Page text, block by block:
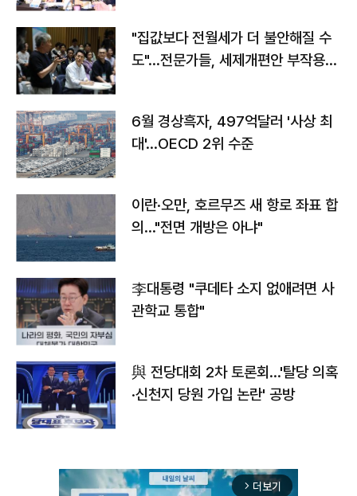
"집값보다 전월세가 더 불안해질 수
도"…전문가들, 세제개편안 부작용
6월 경상흑자, 497억달러 '사상 최
대'…OECD 2위 수준
이란·오만, 호르무즈 새 항로 좌표 합
의…"전면 개방은 아냐"
李대통령 "쿠데타 소지 없애려면 사
관학교 통합"
與 전당대회 2차 토론회…'탈당 의혹
·신천지 당원 가입 논란' 공방
arrow_forward_ios 더보기